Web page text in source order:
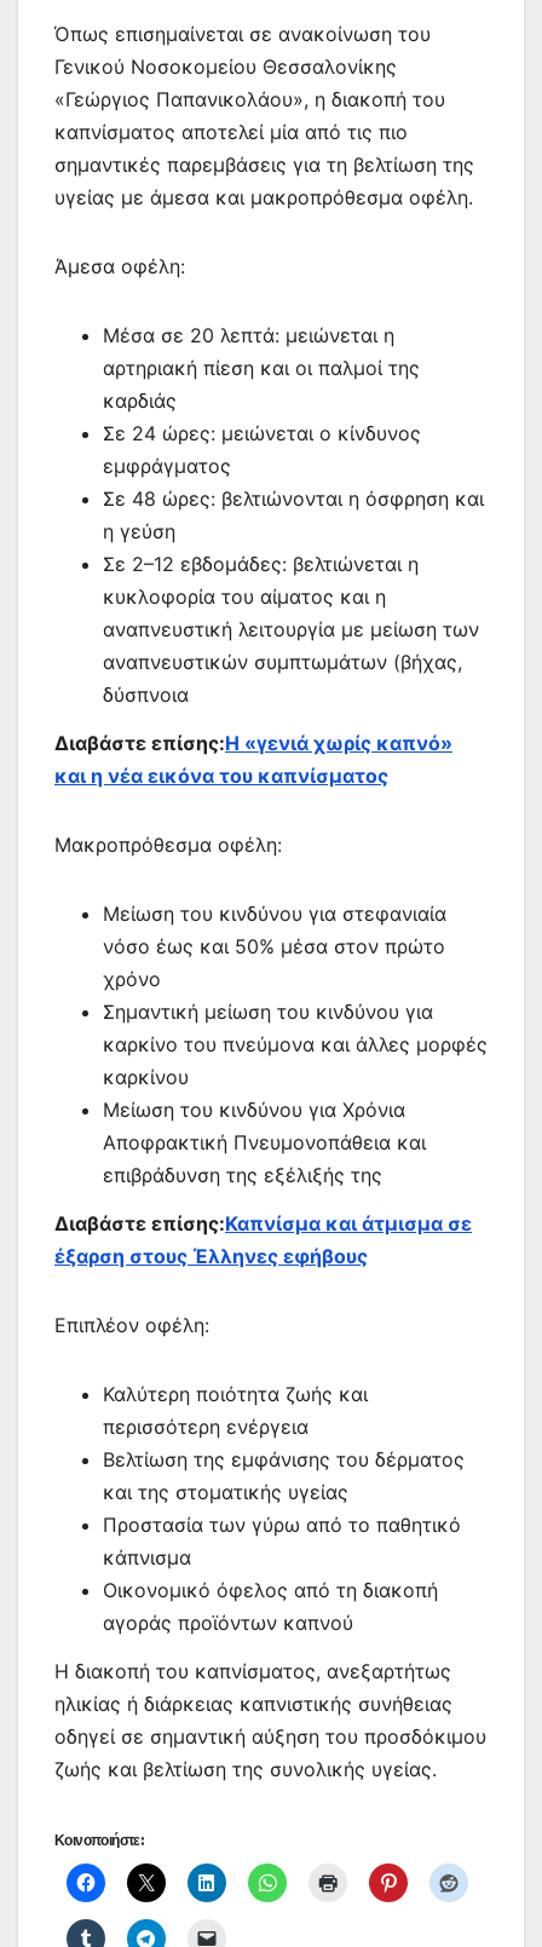
Όπως επισημαίνεται σε ανακοίνωση του
Γενικού Νοσοκομείου Θεσσαλονίκης
«Γεώργιος Παπανικολάου», η διακοπή του
καπνίσματος αποτελεί μία από τις πιο
σημαντικές παρεμβάσεις για τη βελτίωση της
υγείας με άμεσα και μακροπρόθεσμα οφέλη.
Άμεσα οφέλη:
Μέσα σε 20 λεπτά: μειώνεται η
αρτηριακή πίεση και οι παλμοί της
καρδιάς
Σε 24 ώρες: μειώνεται ο κίνδυνος
εμφράγματος
Σε 48 ώρες: βελτιώνονται η όσφρηση και
η γεύση
Σε 2–12 εβδομάδες: βελτιώνεται η
κυκλοφορία του αίματος και η
αναπνευστική λειτουργία με μείωση των
αναπνευστικών συμπτωμάτων (βήχας,
δύσπνοια
Διαβάστε επίσης:Η «γενιά χωρίς καπνό»
και η νέα εικόνα του καπνίσματος
Μακροπρόθεσμα οφέλη:
Μείωση του κινδύνου για στεφανιαία
νόσο έως και 50% μέσα στον πρώτο
χρόνο
Σημαντική μείωση του κινδύνου για
καρκίνο του πνεύμονα και άλλες μορφές
καρκίνου
Μείωση του κινδύνου για Χρόνια
Αποφρακτική Πνευμονοπάθεια και
επιβράδυνση της εξέλιξής της
Διαβάστε επίσης:Καπνίσμα και άτμισμα σε
έξαρση στους Έλληνες εφήβους
Επιπλέον οφέλη:
Καλύτερη ποιότητα ζωής και
περισσότερη ενέργεια
Βελτίωση της εμφάνισης του δέρματος
και της στοματικής υγείας
Προστασία των γύρω από το παθητικό
κάπνισμα
Οικονομικό όφελος από τη διακοπή
αγοράς προϊόντων καπνού
Η διακοπή του καπνίσματος, ανεξαρτήτως
ηλικίας ή διάρκειας καπνιστικής συνήθειας
οδηγεί σε σημαντική αύξηση του προσδόκιμου
ζωής και βελτίωση της συνολικής υγείας.
Κοινοποιήστε: